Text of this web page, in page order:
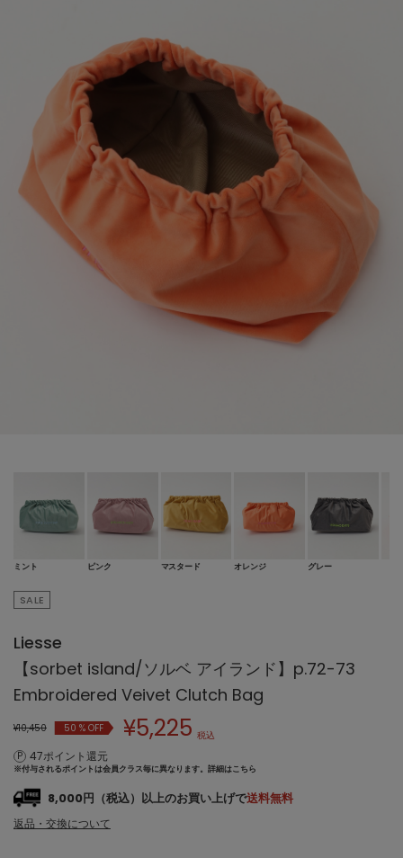
ミント ピンク マスタード オレンジ グレー
SALE
Liesse
【sorbet island/ソルベ アイランド】p.72-73
Embroidered Veivet Clutch Bag
¥10,450 50% OFF ¥5,225 税込
47ポイント還元
※付与されるポイントは会員クラス毎に異なります。 詳細はこちら
8,000円（税込）以上のお買い上げで送料無料
返品・交換について